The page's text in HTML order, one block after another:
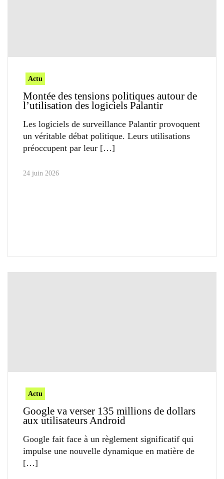
Actu
Montée des tensions politiques autour de
l’utilisation des logiciels Palantir
Les logiciels de surveillance Palantir provoquent
un véritable débat politique. Leurs utilisations
préoccupent par leur
24 juin 2026
Actu
Google va verser 135 millions de dollars
aux utilisateurs Android
Google fait face à un règlement significatif qui
impulse une nouvelle dynamique en matière de